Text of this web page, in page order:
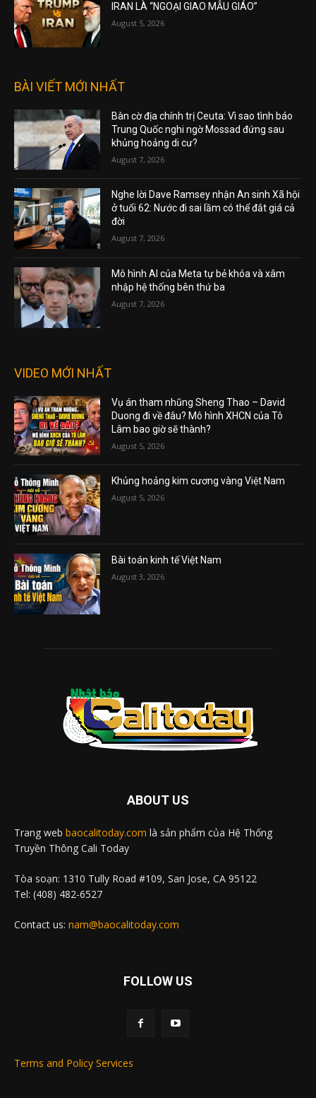
IRAN LÀ “NGOẠI GIAO MẪU GIÁO”
August 5, 2026
BÀI VIẾT MỚI NHẤT
Bàn cờ địa chính trị Ceuta: Vì sao tình báo
Trung Quốc nghi ngờ Mossad đứng sau
khủng hoảng di cư?
August 7, 2026
Nghe lời Dave Ramsey nhận An sinh Xã hội
ở tuổi 62: Nước đi sai lầm có thể đắt giá cả
đời
August 7, 2026
Mô hình AI của Meta tự bẻ khóa và xâm
nhập hệ thống bên thứ ba
August 7, 2026
VIDEO MỚI NHẤT
Vụ án tham nhũng Sheng Thao – David
Duong đi về đâu? Mô hình XHCN của Tô
Lâm bao giờ sẽ thành?
August 5, 2026
Khủng hoảng kim cương vàng Việt Nam
August 5, 2026
Bài toán kinh tế Việt Nam
August 3, 2026
ABOUT US
Trang web baocalitoday.com là sản phẩm của Hệ Thống
Truyền Thông Cali Today
Tòa soạn: 1310 Tully Road #109, San Jose, CA 95122
Tel: (408) 482-6527
Contact us: nam@baocalitoday.com
FOLLOW US
Terms and Policy Services